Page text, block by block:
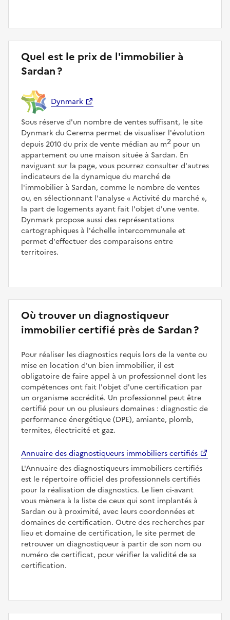
Quel est le prix de l'immobilier à
Sardan ?
Dynmark
Sous réserve d'un nombre de ventes suffisant, le site
Dynmark du Cerema permet de visualiser l'évolution
depuis 2010 du prix de vente médian au m2 pour un
appartement ou une maison située à Sardan. En
naviguant sur la page, vous pourrez consulter d'autres
indicateurs de la dynamique du marché de
l'immobilier à Sardan, comme le nombre de ventes
ou, en sélectionnant l'analyse
Activité du marché ,
la part de logements ayant fait l'objet d'une vente.
Dynmark propose aussi des représentations
cartographiques à l'échelle intercommunale et
permet d'effectuer des comparaisons entre
territoires.
Où trouver un diagnostiqueur
immobilier certifié près de Sardan ?
Pour réaliser les diagnostics requis lors de la vente ou
mise en location d'un bien immobilier, il est
obligatoire de faire appel à un professionnel dont les
compétences ont fait l'objet d'une certification par
un organisme accrédité. Un professionnel peut être
certifié pour un ou plusieurs domaines : diagnostic de
performance énergétique (DPE), amiante, plomb,
termites, électricité et gaz.
Annuaire des diagnostiqueurs immobiliers certifiés
L'Annuaire des diagnostiqueurs immobiliers certifiés
est le répertoire officiel des professionnels certifiés
pour la réalisation de diagnostics. Le lien ci-avant
vous mènera à la liste de ceux qui sont implantés à
Sardan ou à proximité, avec leurs coordonnées et
domaines de certification. Outre des recherches par
lieu et domaine de certification, le site permet de
retrouver un diagnostiqueur à partir de son nom ou
numéro de certificat, pour vérifier la validité de sa
certification.